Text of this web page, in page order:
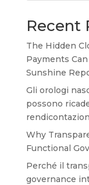
Recent
The Hidden
Payments
Sunshine
Gli orologi
possono
Why
Functional
Perché il
governance